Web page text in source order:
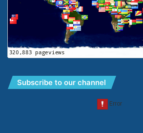
Subscribe to our channel